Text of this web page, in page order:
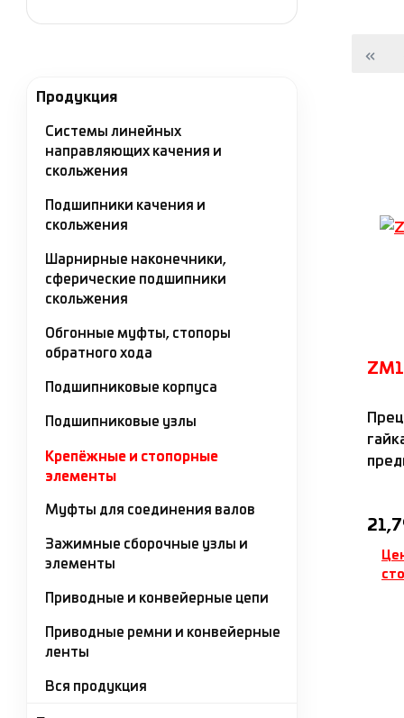
Продукция
Системы линейных
направляющих качения и
скольжения
Подшипники качения и
скольжения
Шарнирные наконечники,
сферические подшипники
скольжения
Обгонные муфты, стопоры
обратного хода
Подшипниковые корпуса
Подшипниковые узлы
Крепёжные и стопорные
элементы
Муфты для соединения валов
Зажимные сборочные узлы и
элементы
Приводные и конвейерные цепи
Приводные ремни и конвейерные
ленты
Вся продукция
Для